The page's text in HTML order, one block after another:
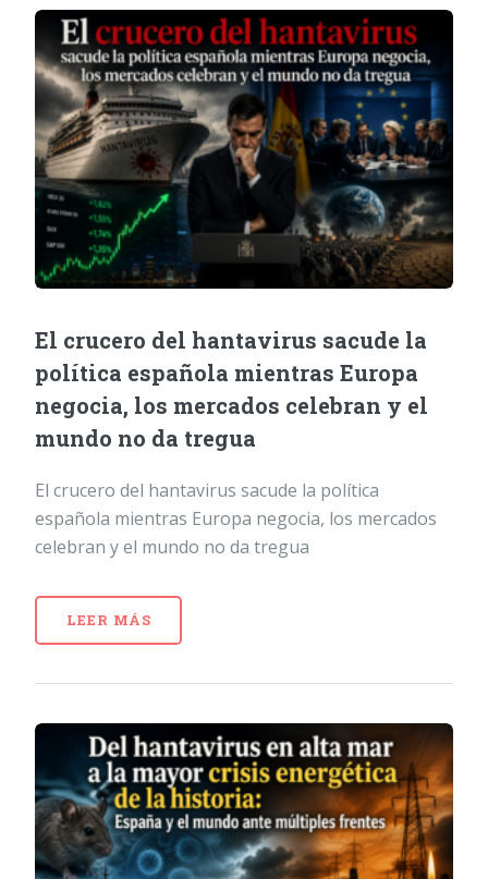
El crucero del hantavirus sacude la
política española mientras Europa
negocia, los mercados celebran y el
mundo no da tregua
El crucero del hantavirus sacude la política
española mientras Europa negocia, los mercados
celebran y el mundo no da tregua
LEER MÁS